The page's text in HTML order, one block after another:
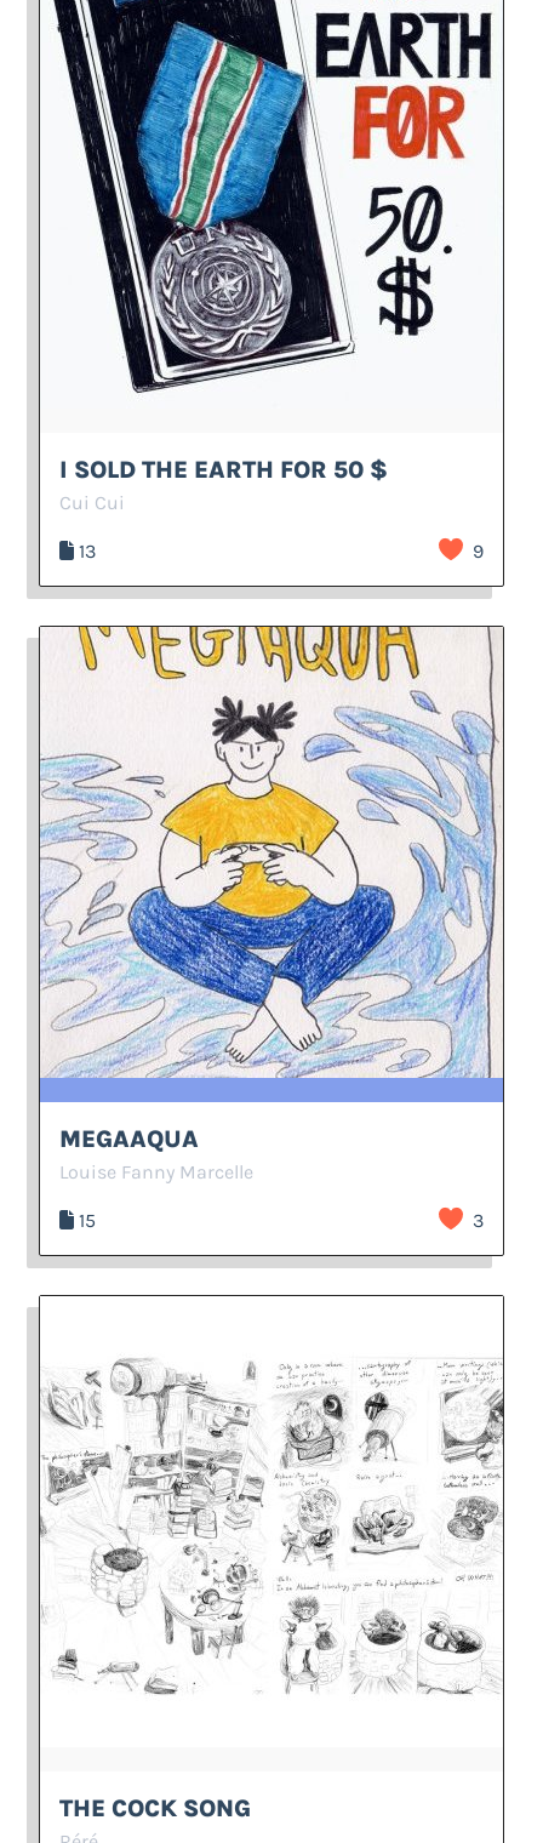
I SOLD THE EARTH FOR 50 $
Cui Cui
13 9
MEGAAQUA
Louise Fanny Marcelle
15 3
THE COCK SONG